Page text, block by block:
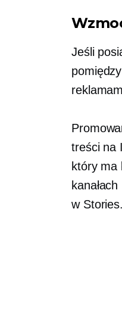
Jeśli
treści na
który ma
w Stories.